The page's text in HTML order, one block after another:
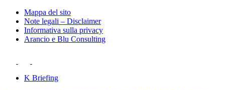
Mappa del sito
Note legali – Disclaimer
Informativa sulla privacy
Arancio e Blu Consulting
K Briefing